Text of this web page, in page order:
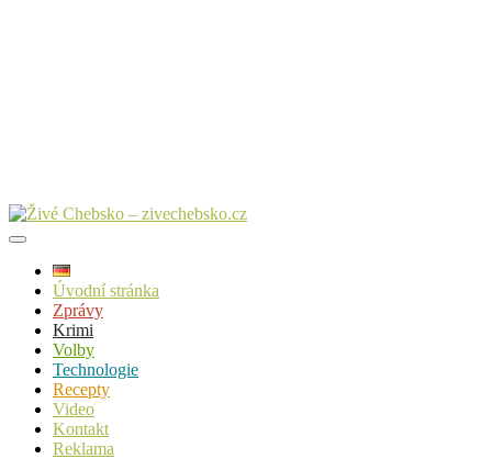
Úvodní stránka
Zprávy
Krimi
Volby
Technologie
Recepty
Video
Kontakt
Reklama